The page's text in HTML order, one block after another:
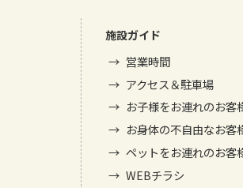
施設ガイド
営業時間
アクセス＆駐車場
お子様をお連れのお客
お身体の不自由なお客
ペットをお連れのお客
WEBチラシ